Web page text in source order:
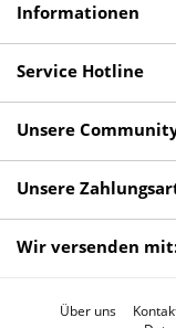
Informationen
Service Hotline
Unsere
Unsere
Wir versenden
Über uns